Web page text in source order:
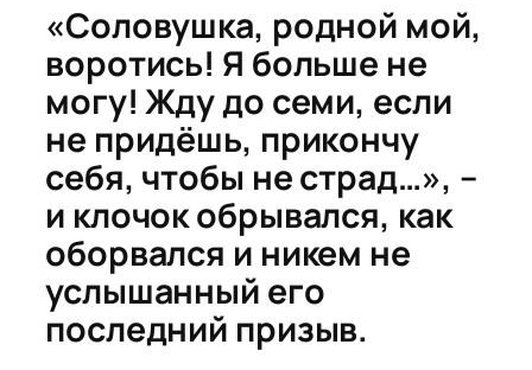
«Соловушка, родной мой,
воротись! Я больше не
могу! Жду до семи, если
не придёшь, прикончу
себя, чтобы не страд…», –
и клочок обрывался, как
оборвался и никем не
услышанный его
последний призыв.